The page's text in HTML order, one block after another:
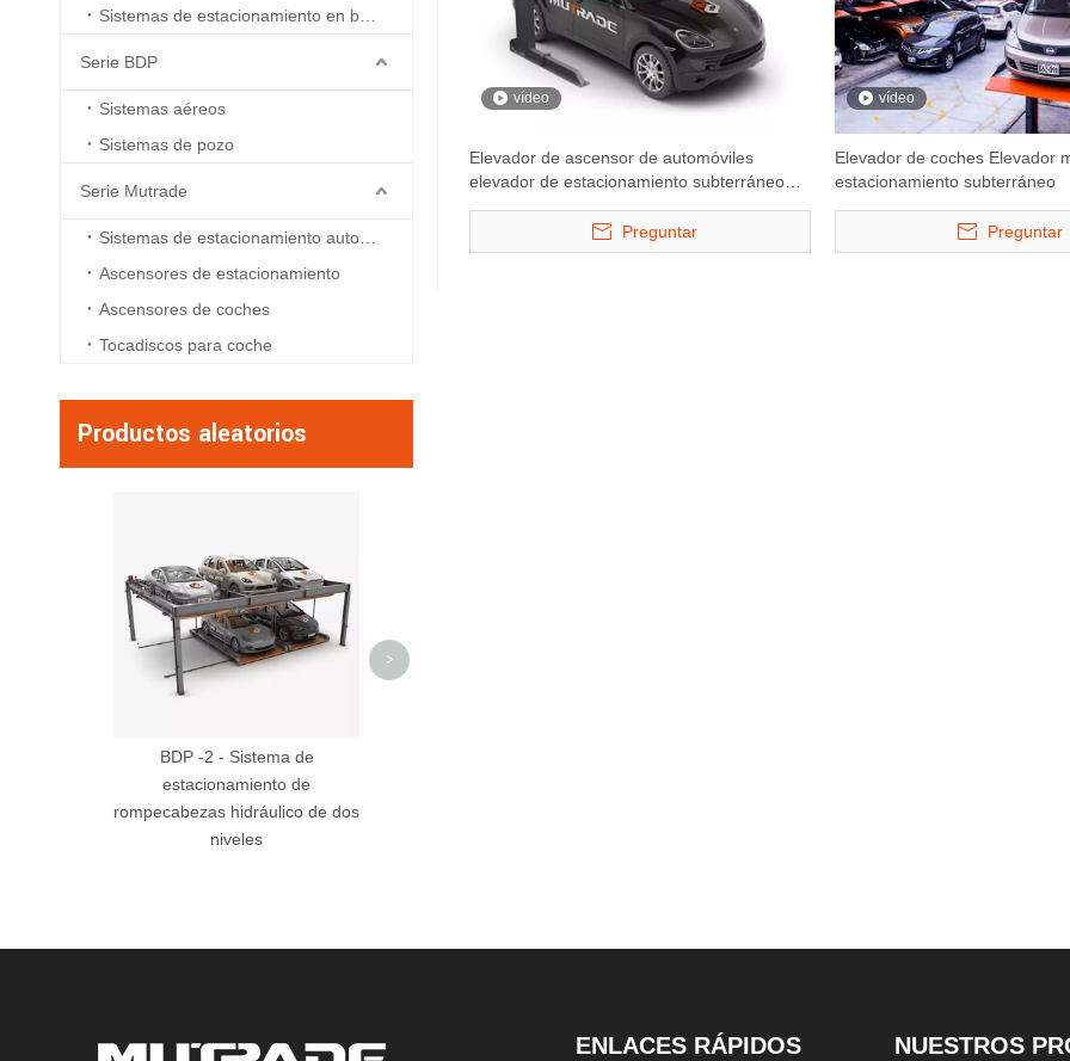
Serie BDP
Sistemas aéreos
Sistemas de pozo
Serie Mutrade
Ascensores de estacionamiento
Ascensores de coches
Tocadiscos para coche
Productos aleatorios
BDP -2 - Sistema de
estacionamiento de
rompecabezas hidráulico de dos
niveles
>
vídeo
Elevador de ascensor de automóviles
elevador de estacionamiento subterráneo
Preguntar
vídeo
Elevador de coches Elevador
estacionamiento subterráneo
Preguntar
ENLACES RÁPIDOS NUESTROS